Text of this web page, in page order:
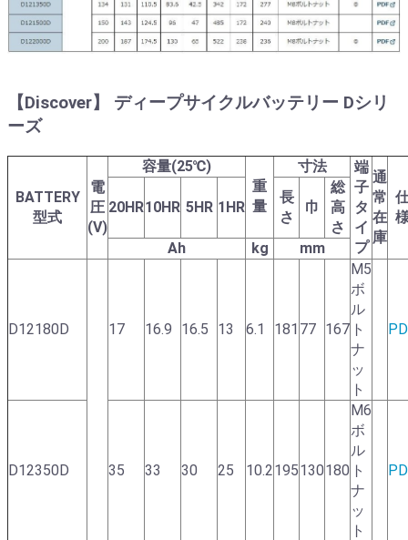
【Discover】 ディープサイクルバッテリー Dシリ
ーズ
BATTERY
型式
電
圧
(V)
容量(25℃)
重
量
寸法
端
子
タ
イ
プ
通
常
在
庫
20HR10HR 5HR 1HR
長
さ
巾
総
高
さ
Ah
kg mm
D12180D 17 16.9 16.5 13 6.1 181 77 167
M5
ボ
ル
ト
ナ
ッ
ト
D12350D 35 33 30 25 10.2195130180
M6
ボ
ル
ト
ナ
ッ
ト